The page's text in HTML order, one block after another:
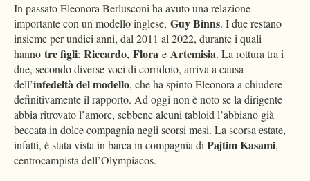
In passato Eleonora Berlusconi ha avuto una relazione
importante con un modello inglese, Guy Binns. I due restano
insieme per undici anni, dal 2011 al 2022, durante i quali
hanno tre figli: Riccardo, Flora e Artemisia. La rottura tra i
due, secondo diverse voci di corridoio, arriva a causa
dell’infedeltà del modello, che ha spinto Eleonora a chiudere
definitivamente il rapporto. Ad oggi non è noto se la dirigente
abbia ritrovato l’amore, sebbene alcuni tabloid l’abbiano già
beccata in dolce compagnia negli scorsi mesi. La scorsa estate,
infatti, è stata vista in barca in compagnia diPajtim Kasami,
centrocampista dell’Olympiacos.